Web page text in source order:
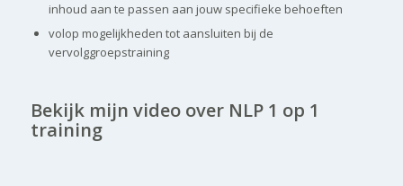
inhoud aan te passen aan jouw specifieke behoeften
volop mogelijkheden tot aansluiten bij de
vervolggroepstraining
Bekijk mijn video over NLP 1 op 1
training